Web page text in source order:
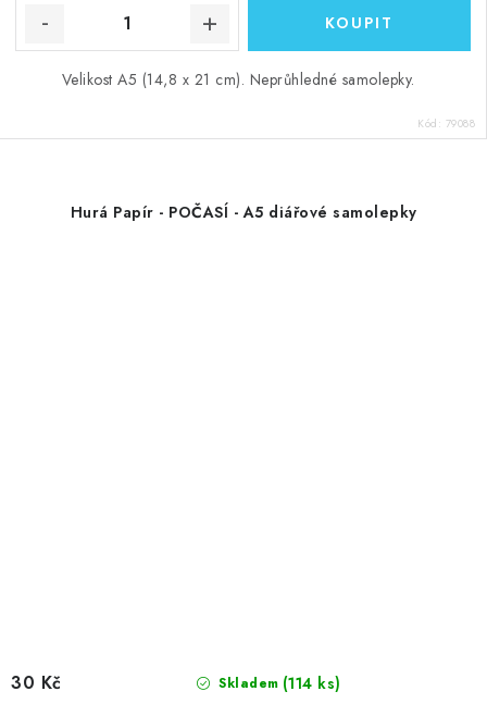
Velikost A5 (14,8 x 21 cm). Neprůhledné samolepky.
Kód: 79088
Hurá Papír - POČASÍ - A5 diářové samolepky
Skladem (114 ks)
30 Kč